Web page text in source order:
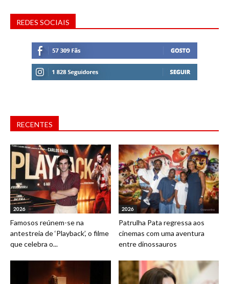
REDES SOCIAIS
RECENTES
2026
Famosos reúnem-se na
antestreia de ‘Playback’, o filme
que celebra o...
2026
Patrulha Pata regressa aos
cinemas com uma aventura
entre dinossauros